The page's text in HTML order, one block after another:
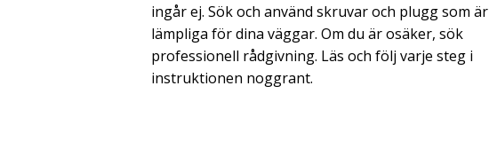
ingår ej. Sök och använd skruvar och plugg som är
lämpliga för dina väggar. Om du är osäker, sök
professionell rådgivning. Läs och följ varje steg i
instruktionen noggrant.